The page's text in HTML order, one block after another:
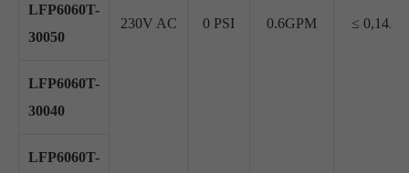
230V AC 0 PSI 0.6GPM ≤ 0,14A
LFP6060T-
30050
LFP6060T-
30040
LFP6060T-